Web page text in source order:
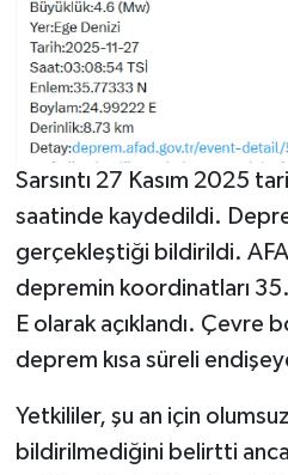
Sarsıntı 27 Kasım 2025
saatinde kaydedildi.
gerçekleştiği bildirildi.
depremin koordinatları
E olarak açıklandı. Çevre
deprem kısa süreli
Yetkililer, şu an için
bildirilmediğini belirtti